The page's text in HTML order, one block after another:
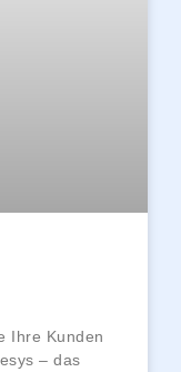
Ihre Kunden
– das